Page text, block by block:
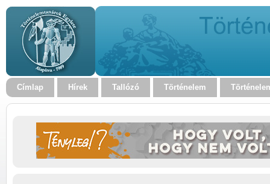
Címlap Hírek Tallózó Történelem